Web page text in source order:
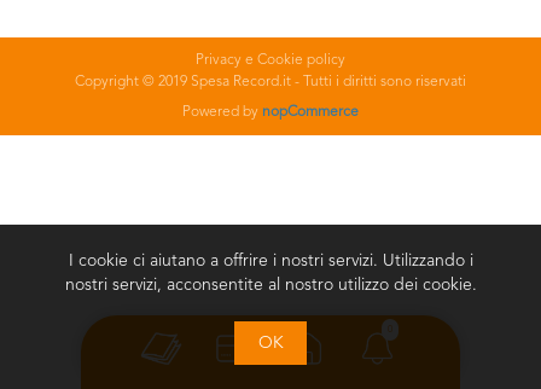
Privacy e Cookie policy
Copyright © 2019 Spesa Record.it - Tutti i diritti sono riservati
Powered by nopCommerce
I cookie ci aiutano a offrire i nostri servizi. Utilizzando i
nostri servizi, acconsentite al nostro utilizzo dei cookie.
OK